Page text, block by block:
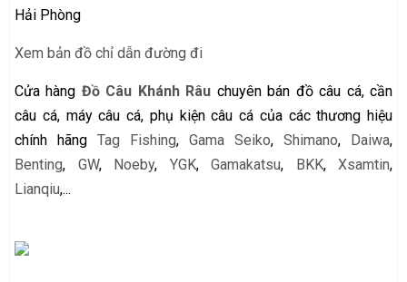
Hải Phòng
Xem bản đồ chỉ dẫn đường đi
Cửa hàng Đồ Câu Khánh Râu chuyên bán đồ câu cá, cần
câu cá, máy câu cá, phụ kiện câu cá của các thương hiệu
chính hãng Tag Fishing, Gama Seiko, Shimano, Daiwa,
Benting, GW, Noeby, YGK, Gamakatsu, BKK, Xsamtin,
Lianqiu,...